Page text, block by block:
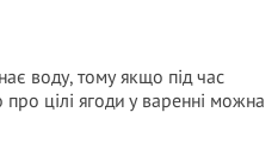
воду, тому якщо під час
про цілі ягоди у варенні можна